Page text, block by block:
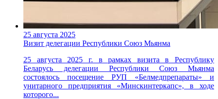
25 августа 2025
Визит делегации Республики Союз Мьянма
25 августа 2025 г. в рамках визита в Республику
Беларусь делегации Республики Союз Мьянма
состоялось посещение РУП «Белмедпрепараты» и
унитарного предприятия «Минскинтеркапс», в ходе
которого...